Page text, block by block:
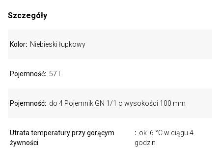
Szczegóły
Kolor Niebieski łupkowy
Pojemność 57 l
Pojemność do 4 Pojemnik GN 1/1 o wysokości 100 mm
Utrata temperatury przy gorącym
żywności
ok. 6 °C w ciągu 4
godzin